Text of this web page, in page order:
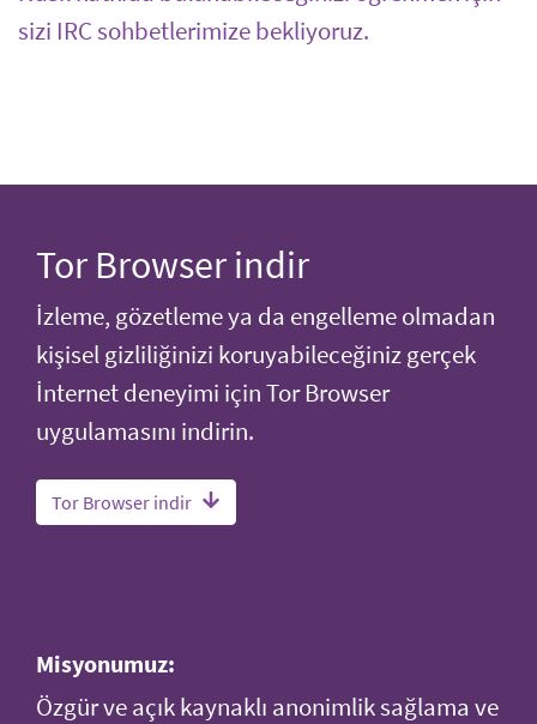
sizi IRC sohbetlerimize bekliyoruz.
Tor Browser indir
İzleme, gözetleme ya da engelleme olmadan
kişisel gizliliğinizi koruyabileceğiniz gerçek
İnternet deneyimi için Tor Browser
uygulamasını indirin.
Tor Browser indir
Misyonumuz:
Özgür ve açık kaynaklı anonimlik sağlama ve